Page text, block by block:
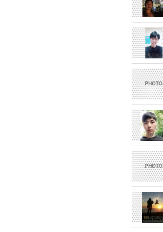
PHOTO
PHOTO